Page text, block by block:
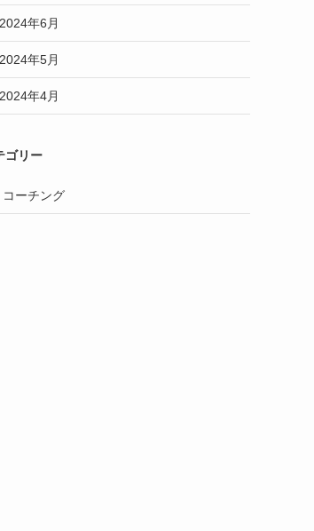
2024年6月
2024年5月
2024年4月
ゴリー
コーチング